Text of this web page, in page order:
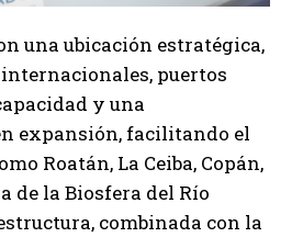
una ubicación estratégica,
puertos
y una
expansión, facilitando el
Roatán, La Ceiba, Copán,
de la Biosfera del Río
combinada con la